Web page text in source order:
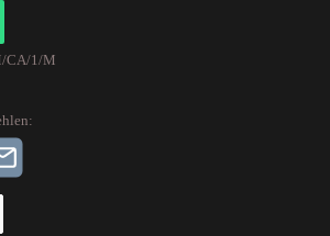
CA/1/M